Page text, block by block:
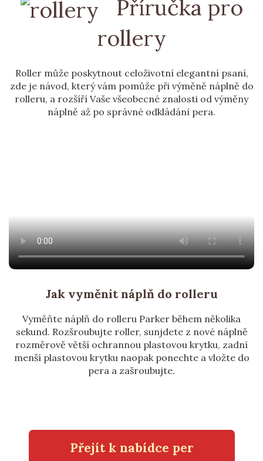
Příručka pro
rollery
Roller může poskytnout celoživotní elegantní psaní,
zde je návod, který vám pomůže při výměně náplně do
rolleru, a rozšíří Vaše všeobecné znalosti od výměny
náplně až po správné odkládání pera.
Jak vyměnit náplň do rolleru
Vyměňte náplň do rolleru Parker během několika
sekund. Rozšroubujte roller, sunjdete z nové náplně
rozměrově větší ochrannou plastovou krytku, zadní
menší plastovou krytku naopak ponechte a vložte do
pera a zašroubujte.
Přejít k nabídce per